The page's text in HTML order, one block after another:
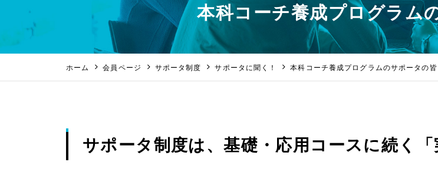
本科コーチ養成プログラム
ホーム 会員ページ サポータ制度 サポータに聞く！ 本科コーチ養成プログラムのサポータの皆
サポータ制度は、基礎・応用コースに続く「